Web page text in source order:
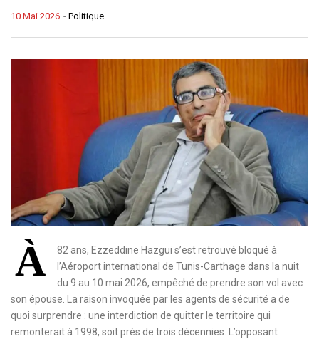
- Politique
10 Mai 2026
À
82 ans, Ezzeddine Hazgui s’est retrouvé bloqué à
l’Aéroport international de Tunis-Carthage dans la nuit
du 9 au 10 mai 2026, empêché de prendre son vol avec
son épouse. La raison invoquée par les agents de sécurité a de
quoi surprendre : une interdiction de quitter le territoire qui
remonterait à 1998, soit près de trois décennies. L’opposant